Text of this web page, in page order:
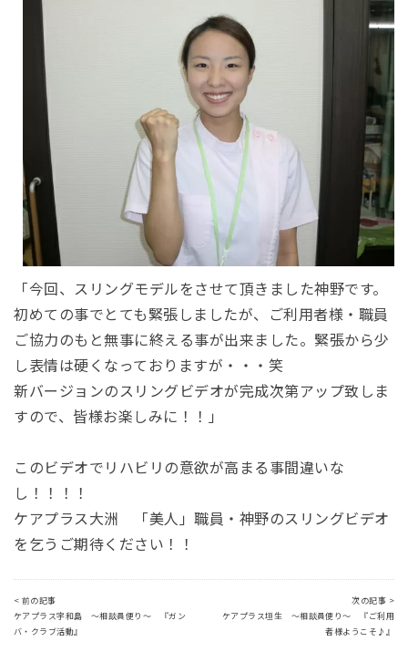
「今回、スリングモデルをさせて頂きました神野です。
初めての事でとても緊張しましたが、ご利用者様・職員
ご協力のもと無事に終える事が出来ました。緊張から少
し表情は硬くなっておりますが・・・笑
新バージョンのスリングビデオが完成次第アップ致しま
すので、皆様お楽しみに！！」
このビデオでリハビリの意欲が高まる事間違いな
し！！！！
ケアプラス大洲 「美人」職員・神野のスリングビデオ
を乞うご期待ください！！
< 前の記事
ケアプラス宇和島 ～相談員便り～ 『ガン
バ・クラブ活動』
次の記事 >
ケアプラス垣生 ～相談員便り～ 『ご利用
者様ようこそ♪』